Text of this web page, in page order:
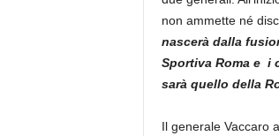
non ammette né
nascerà dalla
Sportiva Roma e i
sarà quello della
Il generale Vaccaro